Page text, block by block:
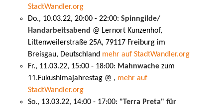
StadtWandler.org
Do., 10.03.22, 20:00 - 22:00: Spinngilde/
Handarbeitsabend @ Lernort Kunzenhof,
Littenweilerstraße 25A, 79117 Freiburg im
Breisgau, Deutschland mehr auf StadtWandler.org
Fr., 11.03.22, 15:00 - 18:00: Mahnwache zum
11.Fukushimajahrestag @ , mehr auf
StadtWandler.org
So., 13.03.22, 14:00 - 17:00: "Terra Preta" für